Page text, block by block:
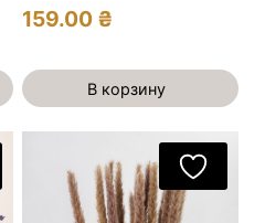
159.00 ₴
В корзину